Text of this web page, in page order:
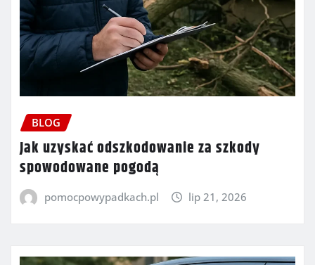
BLOG
Jak uzyskać odszkodowanie za szkody
spowodowane pogodą
pomocpowypadkach.pl lip 21, 2026